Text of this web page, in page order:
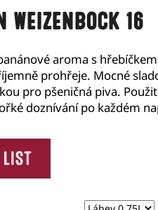
WEIZENBOCK 16
aroma s
prohřeje. Mocné
pro pšeničná piva.
doznívání po každém